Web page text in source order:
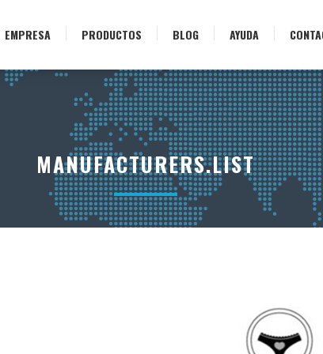
EMPRESA PRODUCTOS BLOG AYUDA
MANUFACTURERS.LIST